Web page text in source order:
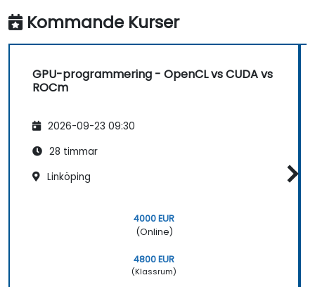
Kommande Kurser
GPU-programmering - OpenCL vs CUDA vs
ROCm
2026-09-23 09:30
28 timmar
Linköping
4000 EUR
(Online)
4800 EUR
(Klassrum)